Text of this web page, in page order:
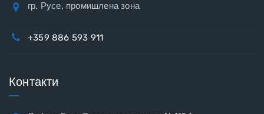
гр. Русе, промишлена зона
+359 886 593 911
Контакти